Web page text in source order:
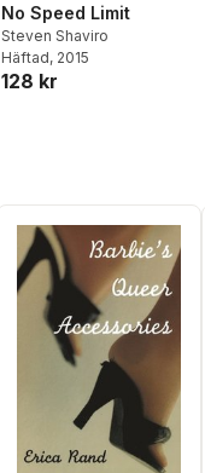
No Speed Limit
Steven Shaviro
Häftad, 2015
128 kr